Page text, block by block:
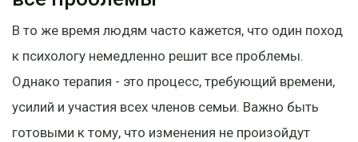
В то же время людям часто кажется, что один поход
к психологу немедленно решит все проблемы.
Однако терапия - это процесс, требующий времени,
усилий и участия всех членов семьи. Важно быть
готовыми к тому, что изменения не произойдут